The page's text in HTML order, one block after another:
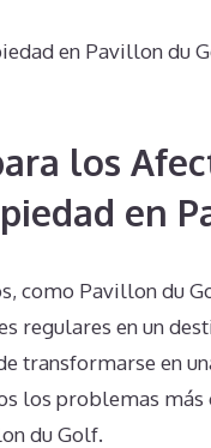
en Pavillon du
los
en
como Pavillon du
regulares en un
transformarse en
los problemas
du Golf.